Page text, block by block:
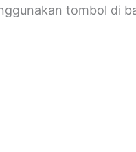
tombol di